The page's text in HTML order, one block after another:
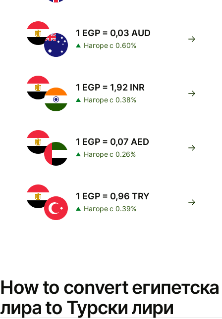
1 EGP = 0,03 AUD
Нагоре с 0.60%
1 EGP = 1,92 INR
Нагоре с 0.38%
1 EGP = 0,07 AED
Нагоре с 0.26%
1 EGP = 0,96 TRY
Нагоре с 0.39%
How to convert египетска
лира to Турски лири